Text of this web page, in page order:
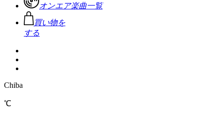
オンエア楽曲一覧
買い物を
する
Chiba
℃